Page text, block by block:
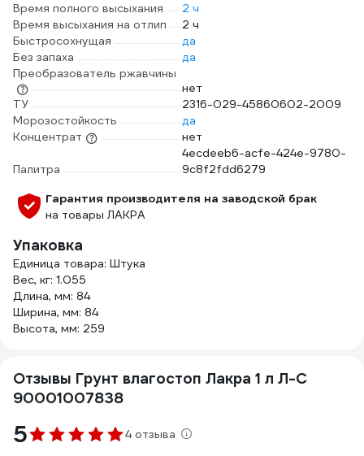
Время полного высыхания
2 ч
Время высыхания на отлип
2 ч
Быстросохнущая
да
Без запаха
да
Преобразователь ржавчины
нет
ТУ
2316-029-45860602-2009
Морозостойкость
да
Концентрат
нет
Палитра
4ecdeeb6-acfe-424e-9780-
9c8f2fdd6279
Гарантия производителя на заводской брак
на товары ЛАКРА
Упаковка
Единица товара: Штука
Вес, кг: 1.055
Длина, мм: 84
Ширина, мм: 84
Высота, мм: 259
Отзывы Грунт влагостоп Лакра 1 л Л-С
90001007838
5 4 отзыва